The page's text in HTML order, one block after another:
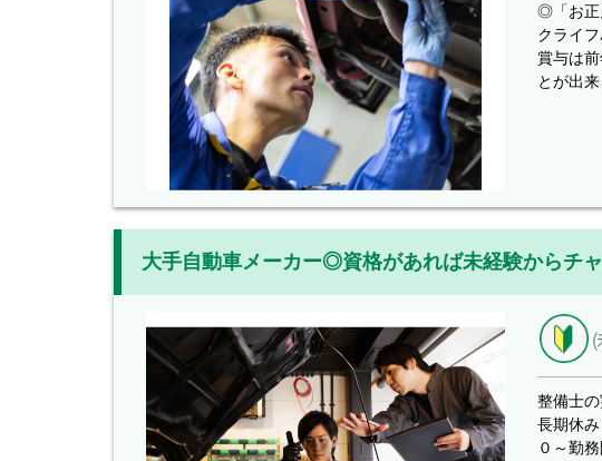
◎「お正
クライフ
賞与は
とが出
大手自動車メーカー◎資格があれば未経験からチ
整備士
長期休
０～勤